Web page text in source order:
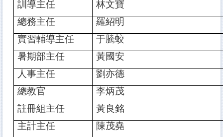
訓導主任
林文寶
總務主任
羅紹明
實習輔導主任
于騰蛟
暑期部主任
黃國安
人事主任
劉亦德
總教官
李炳茂
註冊組主任
黃良銘
主計主任
陳茂堯